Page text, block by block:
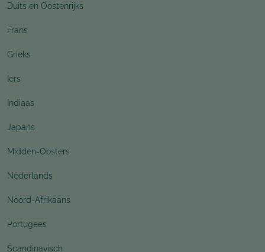
Duits en Oostenrijks
Frans
Grieks
Iers
Indiaas
Japans
Midden-Oosters
Nederlands
Noord-Afrikaans
Portugees
Scandinavisch